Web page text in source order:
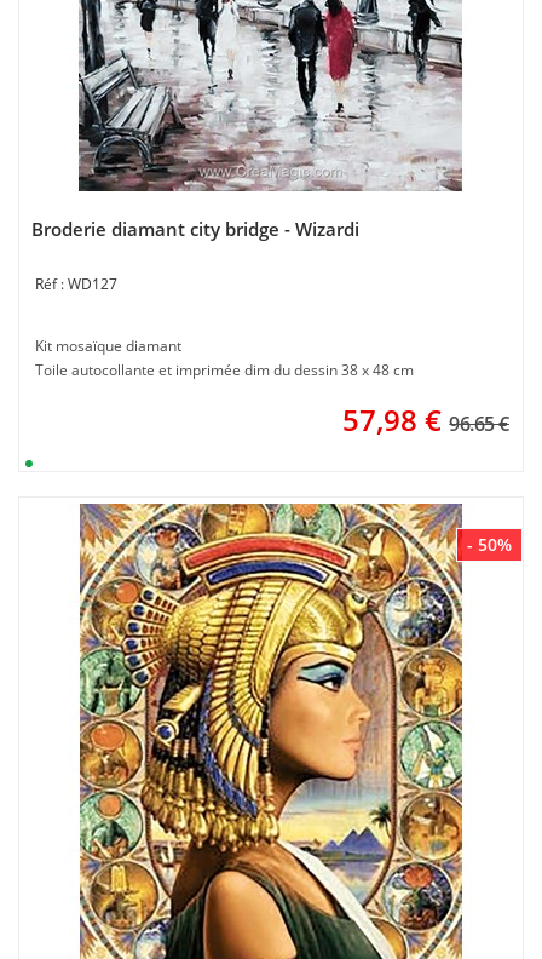
Broderie diamant city bridge - Wizardi
WD127
Kit mosaïque diamant
Toile autocollante et imprimée dim du dessin 38 x 48 cm
57,98 € 96.65 €
- 50%